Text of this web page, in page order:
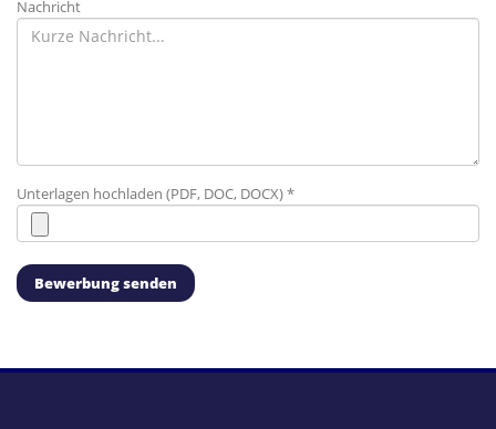
Nachricht
Unterlagen hochladen (PDF, DOC, DOCX) *
Bewerbung senden